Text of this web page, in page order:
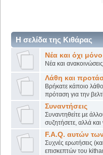
Η σελίδα της Κιθάρας
Νέα και όχι μόνο
Νέα και
Λάθη και
Βρήκατε κάποιο
πρόταση για την
Συναντήσεις
Συναντηθείτε με
συζητήσετε, αλλά και
F.A.Q. αυτών
Συχνές ερωτήσεις
επισκεπτών του